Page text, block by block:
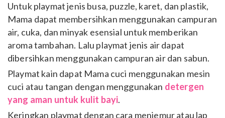
Untuk playmat jenis busa, puzzle, karet, dan plastik,
Mama dapat membersihkan menggunakan campuran
air, cuka, dan minyak esensial untuk memberikan
aroma tambahan. Lalu playmat jenis air dapat
dibersihkan menggunakan campuran air dan sabun.
Playmat kain dapat Mama cuci menggunakan mesin
cuci atau tangan dengan menggunakan detergen
yang aman untuk kulit bayi.
Keringkan playmat dengan cara menjemur atau lap